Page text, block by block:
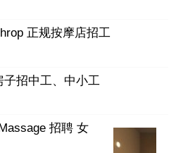
南区Winthrop 正规按摩店招工
子招中工、中小工
招聘 女